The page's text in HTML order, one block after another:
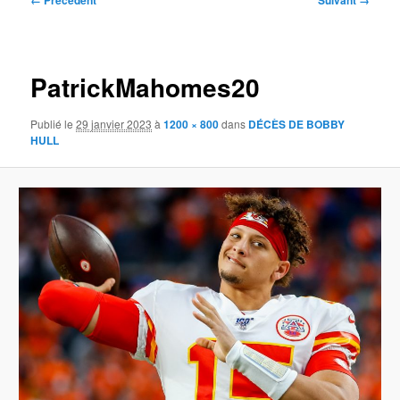
PatrickMahomes20
Publié le29 janvier 2023 à1200 × 800dans DÉCÈS DE BOBBY
HULL